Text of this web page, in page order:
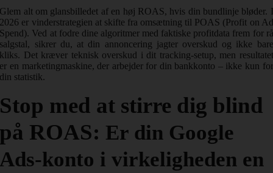
Glem alt om glansbilledet af en høj ROAS, hvis din bundlinje bløder. I
2026 er vinderstrategien at skifte fra omsætning til POAS (Profit on Ad
Spend). Ved at fodre dine algoritmer med faktiske profitdata frem for rå
salgstal, sikrer du, at din annoncering jagter overskud og ikke bare
kliks. Det kræver teknisk overskud i dit tracking-setup, men resultatet
er en marketingmaskine, der arbejder for din bankkonto – ikke kun for
din statistik.
Stop med at stirre dig blind
på ROAS: Er din Google
Ads-konto i virkeligheden en